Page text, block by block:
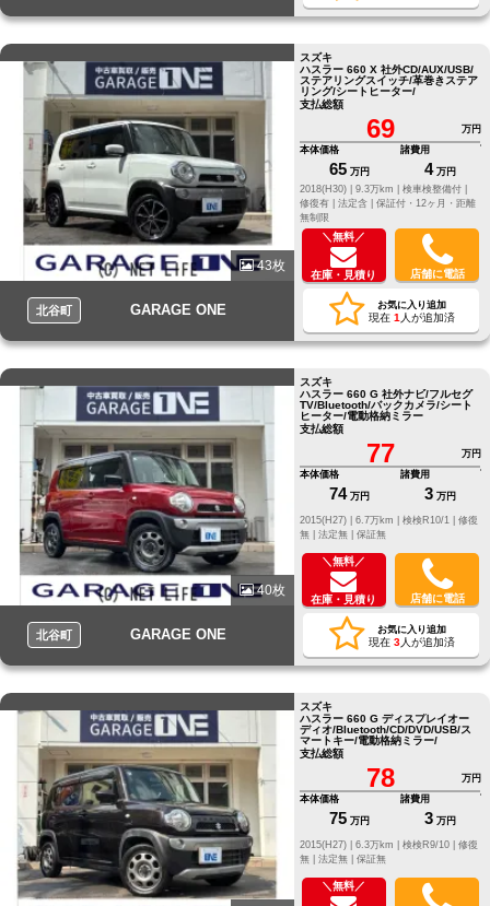
43枚
北谷町 GARAGE ONE
スズキ
ハスラー 660 X 社外CD/AUX/USB/
ステアリングスイッチ/革巻きステア
リング/シートヒーター/
支払総額
69
万円
本体価格
65 万円
諸費用
4 万円
2018(H30) |
9.3万km |
検車検整備付 |
修復有 | 法定含 | 保証付・12ヶ月・距離
無制限
＼無料／
在庫・見積り 店舗に電話
お気に入り追加
現在 1 人が追加済
40枚
北谷町 GARAGE ONE
スズキ
ハスラー 660 G 社外ナビ/フルセグ
TV/Bluetooth/バックカメラ/シート
ヒーター/電動格納ミラー
支払総額
77
万円
本体価格
74 万円
諸費用
3 万円
修復
無 | 法定無 | 保証無
＼無料／
在庫・見積り 店舗に電話
お気に入り追加
現在 3人が追加済
スズキ
ハスラー 660 G ディスプレイオー
ディオ/Bluetooth/CD/DVD/USB/ス
マートキー/電動格納ミラー/
支払総額
78
万円
本体価格
75 万円
諸費用
3 万円
修復
無 | 法定無 | 保証無
＼無料／